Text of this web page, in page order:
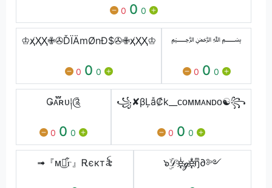
0 0 0
♔ҳ̸Ҳ̸Ҳ̸✙✇ĎÏÄmØnĐ$✇✙ҳ̸Ҳ̸Ҳ̸♔
0 0 0
﷽
0 0 0
Ǥᴀ֟፝ʀᴜ༐༊
0 0 0
꧁✘βĻẫ₡k__ᴄᴏᴍᴍᴀɴᴅᴏ☯꧂
0 0 0
➟『ᴍ͜ꪔ͋ⲅ』Ꭱєкт꫟ ๖ۣۜℒęͥ҉ℊęͣ҉ŋͫ∂༻